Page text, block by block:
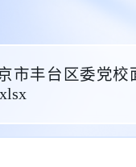
市丰台区委党校